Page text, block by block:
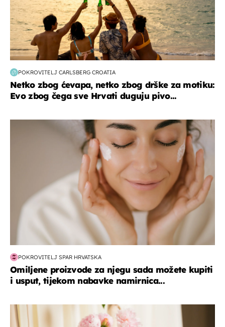
POKROVITELJ CARLSBERG CROATIA
Netko zbog ćevapa, netko zbog drške za motiku:
Evo zbog čega sve Hrvati duguju pivo...
moda & ljepota
POKROVITELJ SPAR HRVATSKA
Omiljene proizvode za njegu sada možete kupiti
i usput, tijekom nabavke namirnica...
moda & ljepota